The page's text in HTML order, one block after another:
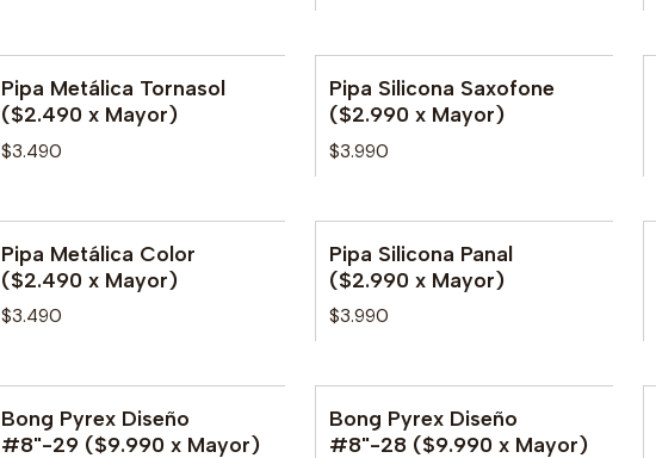
Pipa Metálica Tornasol
($2.490 x Mayor)
$3.490
No disponible
Pipa Silicona Saxofone
($2.990 x Mayor)
$3.990
No disponible
Pipa Metálica Color
($2.490 x Mayor)
$3.490
Pipa Silicona Panal
($2.990 x Mayor)
$3.990
No disponible
Bong Pyrex Diseño
#8"-29 ($9.990 x Mayor)
Bong Pyrex Diseño
#8"-28 ($9.990 x Mayor)